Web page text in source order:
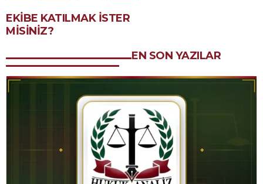
EKIBE KATILMAK ISTER
MISINIZ?
EN SON YAZILAR